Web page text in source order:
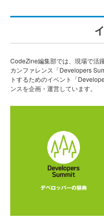
CodeZine編集部では、現場で活
カンファレンス「Developers
トするためのイベント「
ンスを企画・運営しています。